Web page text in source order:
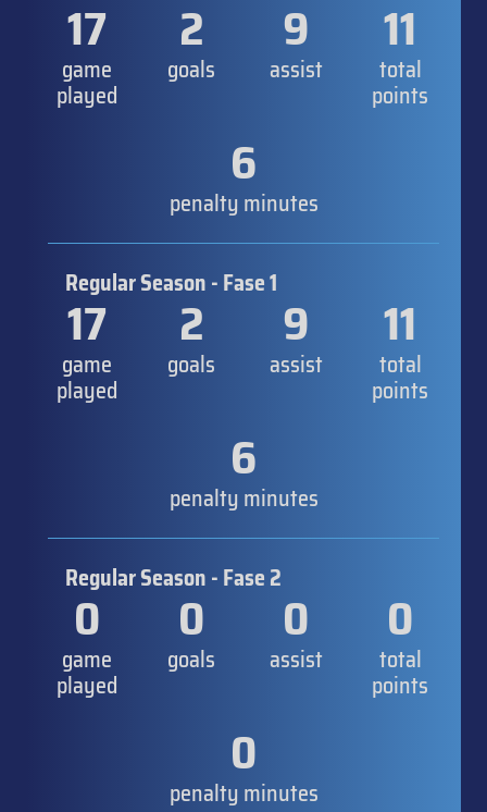
17
game
played
2
goals
9
assist
11
total
points
6
penalty minutes
Regular Season - Fase 1
17
game
played
2
goals
9
assist
11
total
points
6
penalty minutes
Regular Season - Fase 2
0
game
played
0
goals
0
assist
0
total
points
0
penalty minutes